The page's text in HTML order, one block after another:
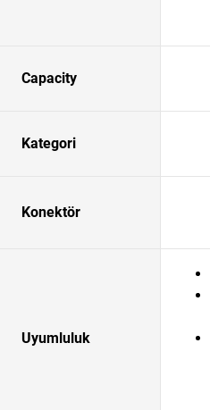
Capacity
Kategori
Konektör
Uyumluluk